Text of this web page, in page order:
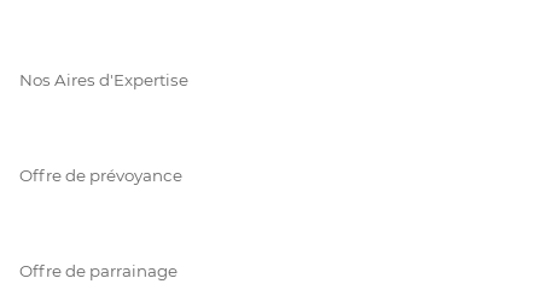
Nos Aires d'Expertise
Offre de prévoyance
Offre de parrainage